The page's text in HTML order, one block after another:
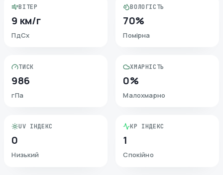
ВІТЕР
9 км/г
ПдСх
ВОЛОГІСТЬ
70%
Помірна
ТИСК
986
гПа
ХМАРНІСТЬ
0%
Малохмарно
UV ІНДЕКС
0
Низький
KP ІНДЕКС
1
Спокійно